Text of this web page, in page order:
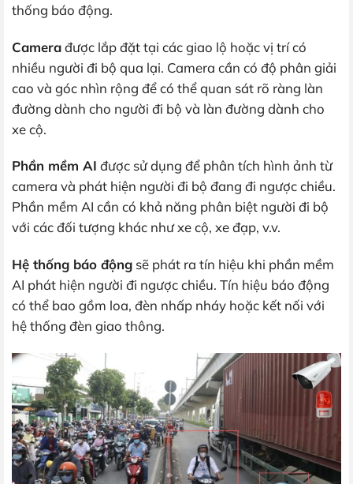
thống báo động.
Camerađược lắp đặt tại các giao lộ hoặc vị trí có
nhiều người đi bộ qua lại. Camera cần có độ phân giải
cao và góc nhìn rộng để có thể quan sát rõ ràng làn
đường dành cho người đi bộ và làn đường dành cho
xe cộ.
Phần mềm AI được sử dụng để phân tích hình ảnh từ
camera và phát hiện người đi bộ đang đi ngược chiều.
Phần mềm AI cần có khả năng phân biệt người đi bộ
với các đối tượng khác như xe cộ, xe đạp, v.v.
Hệ thống báo động sẽ phát ra tín hiệu khi phần mềm
AI phát hiện người đi ngược chiều. Tín hiệu báo động
có thể bao gồm loa, đèn nhấp nháy hoặc kết nối với
hệ thống đèn giao thông.